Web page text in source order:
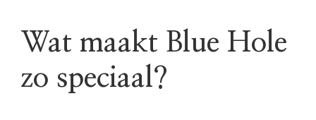
Wat maakt Blue Hole
zo speciaal?